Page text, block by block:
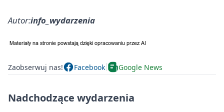
Autor:info_wydarzenia
Zaobserwuj nas! Facebook Google News
Nadchodzące wydarzenia